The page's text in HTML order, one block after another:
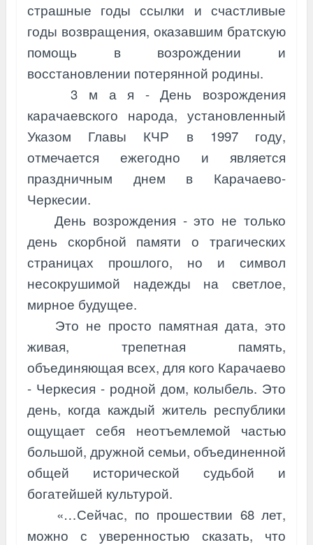
страшные годы ссылки и счастливые
годы возвращения, оказавшим братскую
помощь в возрождении и
восстановлении потерянной родины.
3 м а я - День возрождения
карачаевского народа, установленный
Указом Главы КЧР в 1997 году,
отмечается ежегодно и является
праздничным днем в Карачаево-
Черкесии.
День возрождения - это не только
день скорбной памяти о трагических
страницах прошлого, но и символ
несокрушимой надежды на светлое,
мирное будущее.
Это не просто памятная дата, это
живая, трепетная память,
объединяющая всех, для кого Карачаево
- Черкесия - родной дом, колыбель. Это
день, когда каждый житель республики
ощущает себя неотъемлемой частью
большой, дружной семьи, объединенной
общей исторической судьбой и
богатейшей культурой.
«…Сейчас, по прошествии 68 лет,
можно с уверенностью сказать, что